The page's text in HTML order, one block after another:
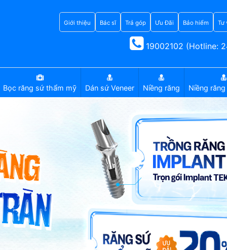
Giới thiệu Bác sĩ Trả góp Ưu Đãi Bảo hiểm Tư
19002102 (Hotline:
Bọc răng sứ thẩm mỹ Dán sứ Veneer Niềng răng Niềng